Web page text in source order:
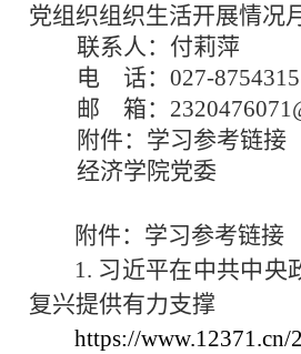
党组织组织生活开展情况
联系人：付莉萍
电 话： 027-
邮 箱：
附件：学习参考链接
经济学院党委
附件：学习参考链接
1. 习近平在中共中央
复兴提供有力支撑
https://